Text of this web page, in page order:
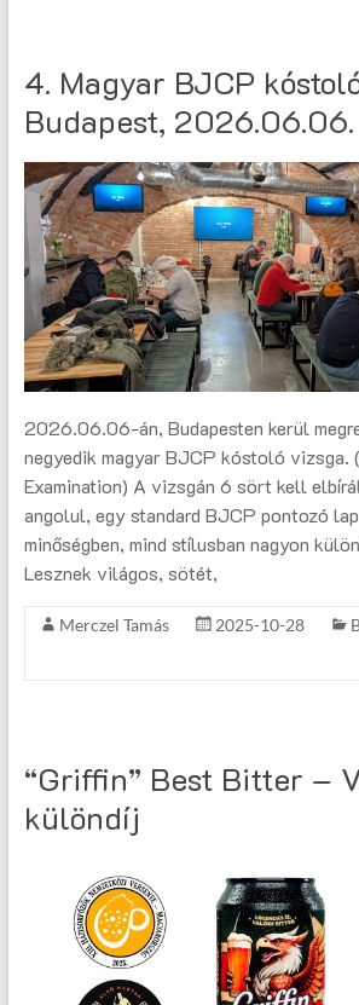
4. Magyar BJCP
Budapest, 2026.06.06.
2026.06.06-án, Budapesten kerül
negyedik magyar BJCP kóstoló vizsga.
Examination) A vizsgán 6 sört kell
angolul, egy standard BJCP pontozó
minőségben, mind stílusban nagyon
Lesznek világos, sötét,
Merczel Tamás 2025-10-28
“Griffin” Best Bitter –
különdíj